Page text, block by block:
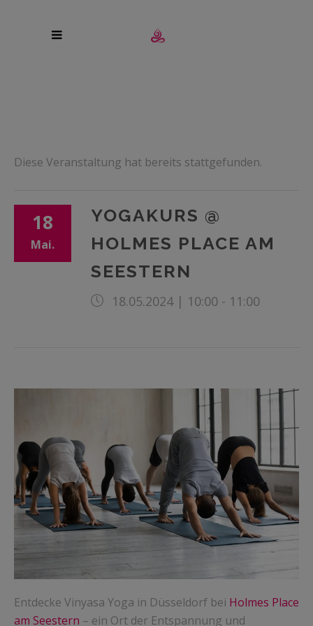
Diese Veranstaltung hat bereits stattgefunden.
18
Mai.
YOGAKURS @
HOLMES PLACE AM
SEESTERN
18.05.2024 | 10:00 - 11:00
Entdecke Vinyasa Yoga in Düsseldorf bei Holmes Place
am Seestern – ein Ort der Entspannung und